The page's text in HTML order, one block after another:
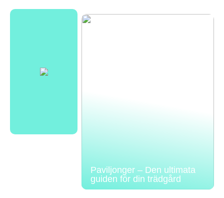
Paviljonger – Den ultimata
guiden för din trädgård